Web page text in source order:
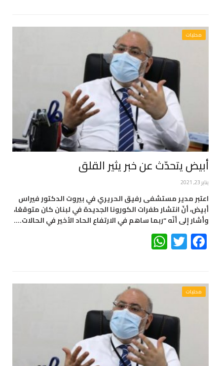
محليات
أبيض يتحدّث عن خبر يثير القلق
يناير 23, 2021
اعتبر مدير مستشفى رفيق الحريري في بيروت الدكتور فيراس
أبيض، أنّ انتشار طفرات الكورونا الجديدة في لبنان كان متوقعًا،
وأشار إلى أنّه “ربما ساهم في الارتفاع الحاد الأخير في الحالات.…
Facebook
Twitter
محليات